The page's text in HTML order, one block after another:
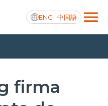
ENG 中国語
firma